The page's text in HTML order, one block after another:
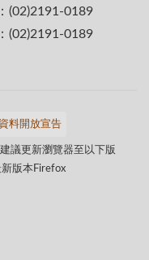
(02)2191-0189
(02)2191-0189
資料開放宣告
議更新瀏覽器至以下版
版本Firefox